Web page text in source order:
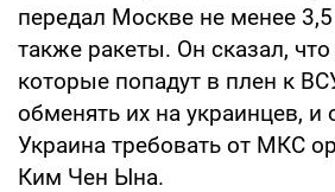
передал Москве не менее
также ракеты. Он сказал,
которые попадут в плен к
обменять их на украинцев, и
Украина требовать от МКС
Ким Чен Ына.